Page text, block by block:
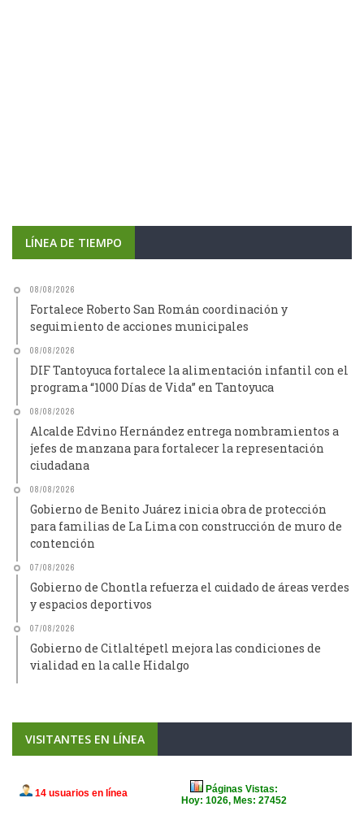
LÍNEA DE TIEMPO
08/08/2026
Fortalece Roberto San Román coordinación y
seguimiento de acciones municipales
08/08/2026
DIF Tantoyuca fortalece la alimentación infantil con el
programa “1000 Días de Vida” en Tantoyuca
08/08/2026
Alcalde Edvino Hernández entrega nombramientos a
jefes de manzana para fortalecer la representación
ciudadana
08/08/2026
Gobierno de Benito Juárez inicia obra de protección
para familias de La Lima con construcción de muro de
contención
07/08/2026
Gobierno de Chontla refuerza el cuidado de áreas verdes
y espacios deportivos
07/08/2026
Gobierno de Citlaltépetl mejora las condiciones de
vialidad en la calle Hidalgo
VISITANTES EN LÍNEA